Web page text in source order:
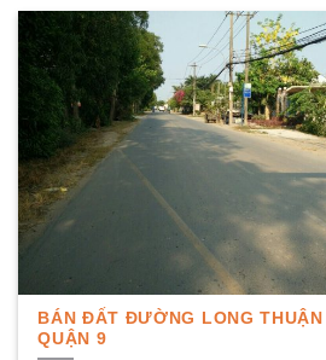
BÁN ĐẤT ĐƯỜNG LONG
QUẬN 9